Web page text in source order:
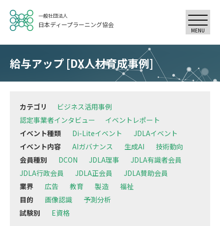
一般社団法人
日本ディープラーニング協会
MENU
給与アップ [DX人材育成事例]
カテゴリ
ビジネス活用事例
認定事業者インタビュー
イベントレポート
イベント種類
Di-Liteイベント
JDLAイベント
イベント内容
AIガバナンス 生成AI
技術動向
会員種別
DCON JDLA理事
JDLA有識者会員
JDLA行政会員
JDLA正会員
JDLA賛助会員
業界
広告 教育 製造
福祉
目的
画像認識
予測分析
試験別
E資格